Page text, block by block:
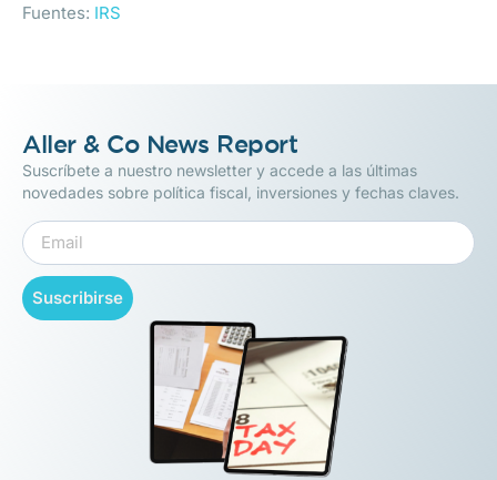
Fuentes: IRS
Aller & Co News Report
Suscríbete a nuestro newsletter y accede a las últimas
novedades sobre política fiscal, inversiones y fechas claves.
Suscribirse